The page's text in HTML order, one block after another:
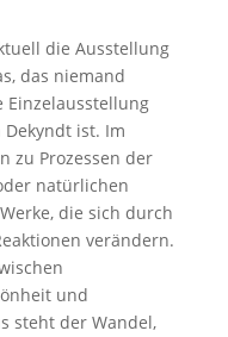
die Ausstellung
das niemand
Einzelausstellung
ist. Im
zu Prozessen der
natürlichen
die sich durch
verändern.
und
steht der Wandel,